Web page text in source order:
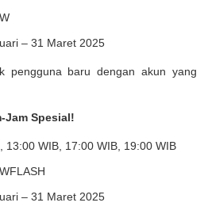
– 31 Maret 2025
pengguna baru dengan akun yang
Jam Spesial!
13:00 WIB, 17:00 WIB, 19:00 WIB
– 31 Maret 2025